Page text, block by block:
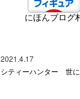
にほんブログ
2021.4.17
シティーハンター 世に